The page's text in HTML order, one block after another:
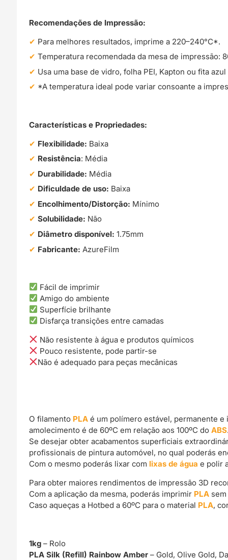
Recomendações de Impressão:
Para melhores resultados, imprime a 220–240°C*.
Temperatura recomendada da mesa de impressão:
Usa uma base de vidro, folha PEI, Kapton ou fita
*A temperatura ideal pode variar consoante a
Características e Propriedades:
Flexibilidade: Baixa
Resistência: Média
Durabilidade: Média
Dificuldade de uso: Baixa
Encolhimento/Distorção: Mínimo
Solubilidade: Não
Diâmetro disponível: 1.75mm
Fabricante: AzureFilm
Fácil de imprimir
Amigo do ambiente
Superfície brilhante
Disfarça transições entre camadas
Não resistente à água e produtos químicos
Pouco resistente, pode partir-se
Não é adequado para peças mecânicas
O filamento PLA é um polímero estável, permanente
amolecimento é de 60ºC em relação aos 100ºC doABS
Se desejar obter acabamentos superficiais
profissionais de pintura automóvel, no qual poderás
Com o mesmo poderás lixar com lixas de água e polir
Para obter maiores rendimentos de impressão 3D
Com a aplicação da mesma, poderás imprimir PLA
Caso aqueças a Hotbed a 60ºC para o material PLA,
1kg – Rolo
PLA Silk (Refill) Rainbow Amber– Gold, Olive Gold,